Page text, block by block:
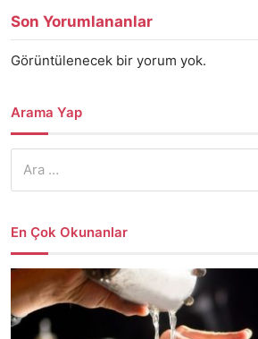
Son Yorumlananlar
Görüntülenecek bir yorum yok.
Arama Yap
En Çok Okunanlar